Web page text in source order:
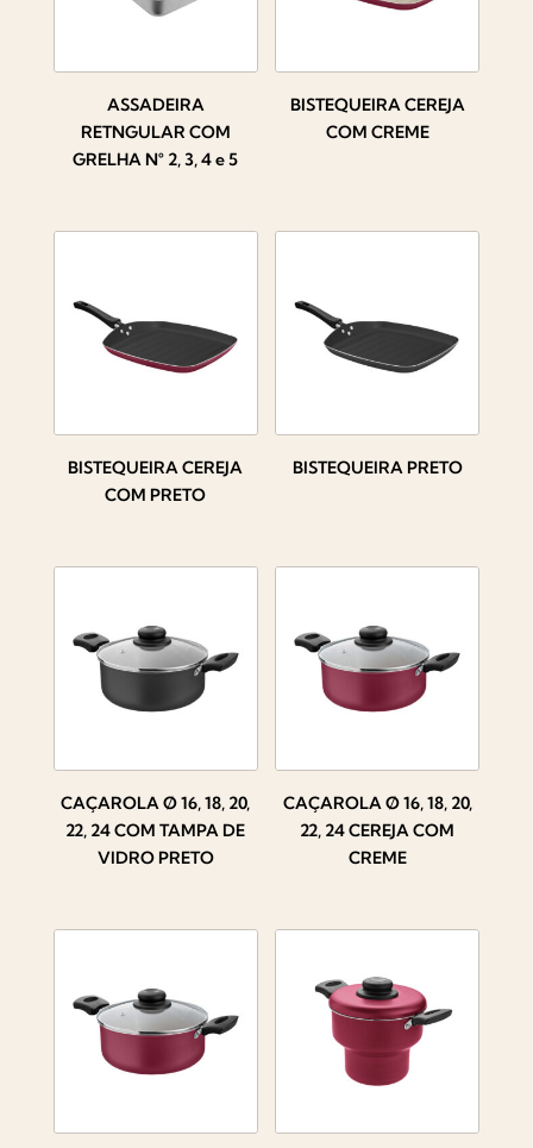
ASSADEIRA
RETNGULAR COM
GRELHA N° 2, 3, 4 e 5
BISTEQUEIRA CEREJA
COM CREME
BISTEQUEIRA CEREJA
COM PRETO
BISTEQUEIRA PRETO
CAÇAROLA Ø 16, 18, 20,
22, 24 COM TAMPA DE
VIDRO PRETO
CAÇAROLA Ø 16, 18, 20,
22, 24 CEREJA COM
CREME